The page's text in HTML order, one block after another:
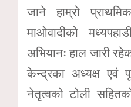
जाने हाम्रो
माओवादीको
अभियानः हाल जारी
केन्द्रका अध्यक्ष एवं
नेतृत्वको टोली